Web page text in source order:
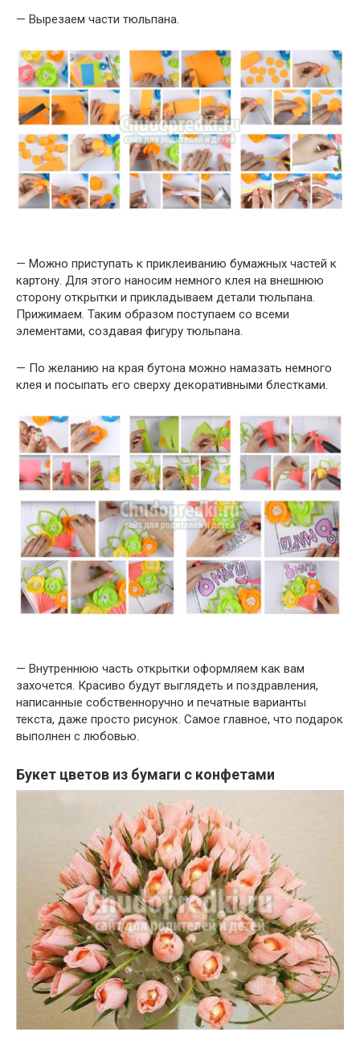
— Вырезаем части тюльпана.
— Можно приступать к приклеиванию бумажных частей к
картону. Для этого наносим немного клея на внешнюю
сторону открытки и прикладываем детали тюльпана.
Прижимаем. Таким образом поступаем со всеми
элементами, создавая фигуру тюльпана.
— По желанию на края бутона можно намазать немного
клея и посыпать его сверху декоративными блестками.
— Внутреннюю часть открытки оформляем как вам
захочется. Красиво будут выглядеть и поздравления,
написанные собственноручно и печатные варианты
текста, даже просто рисунок. Самое главное, что подарок
выполнен с любовью.
Букет цветов из бумаги с конфетами